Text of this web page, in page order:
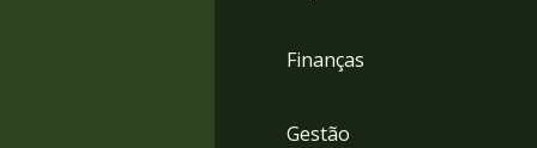
Finanças
Gestão